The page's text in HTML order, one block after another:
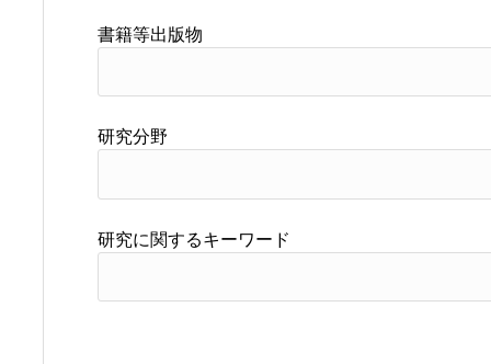
書籍等出版物
研究分野
研究に関するキーワード